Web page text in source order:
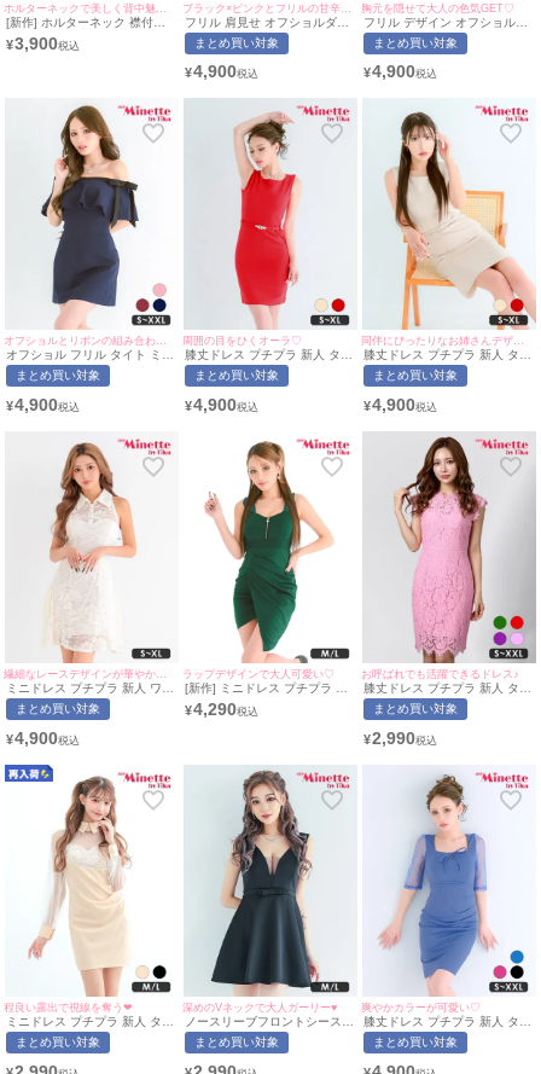
[新作] ホルターネック 襟付き
タイトドレス (ちぴたん着
用/S~Lサイズ対応) |
¥3,900
フリル 肩見せ オフショルダー
タイトドレス パステルピンク
(ちぴたん着用/S~XXLサイズ対
まとめ買い対象
¥4,900
胸元を隠せて大人の色気GET♡
フリル デザイン オフショルダ
ー タイト ドレス ボルドー(ち
ぴたん着用/S~XXLサイズ対応)
まとめ買い対象
¥4,900
オフショル フリル タイト ミニ
ドレス (みのり着用/S~XXLサ
イズ対応) | myMinette/マイミ
まとめ買い対象
¥4,900
周囲の目をひくオーラ♡
膝丈ドレス プチプラ 新人 タイ
ト ワンピース ノースリーブ 低
身長 胸元隠し ベルト付き スナ
レス (みのり着用/S~XLサイズ
まとめ買い対象
¥4,900
同伴にぴったりなお姉さんデザイン♡
膝丈ドレス プチプラ 新人 タイ
ト ワンピース ノースリーブ 低
身長 胸元隠し ベルト付き スナ
ス (ちぴたん着用/S~XLサイズ
ト
まとめ買い対象
¥4,900
ミニドレス プチプラ 新人 ワン
ピース フレア ラウンジ 襟付き
ノースリーブ レース 花柄 低
ガーリー アイボリー キャバド
応) | myMinette/マイミネット
まとめ買い対象
¥4,900
ラップデザインで大人可愛い♡
[新作] ミニドレス プチプラ 新
人 タイト ジップ セクシー ノ
ースリーブ 低身長 谷間 背中魅
¥4,290
お呼ばれでも活躍できるドレス♪
膝丈ドレス プチプラ 新人 タイ
ト ワンピース セクシー ノース
リーブ レース 花柄 低身長 胸
ュージョンネック ピンク キャ
| myMinette/マイミネット
まとめ買い対象
¥2,990
程良い露出で視線を奪う❤︎
ミニドレス プチプラ 新人 タイ
ト 長袖 襟付き シアー袖 シー
スルー 低身長 ベージュ キャバ
まとめ買い対象
深めのVネックで大人ガーリー♥
ノースリーブフロントシースル
ーウエストリボンプチプラフレ
アミニドレス (Mサイズ/Lサイ
まとめ買い対象
爽やかカラーが可愛い♡
膝丈ドレス プチプラ 新人 タイ
ト 袖あり ワンピース ラウンジ
半袖 シアー シアー袖 低身長
まとめ買い対象